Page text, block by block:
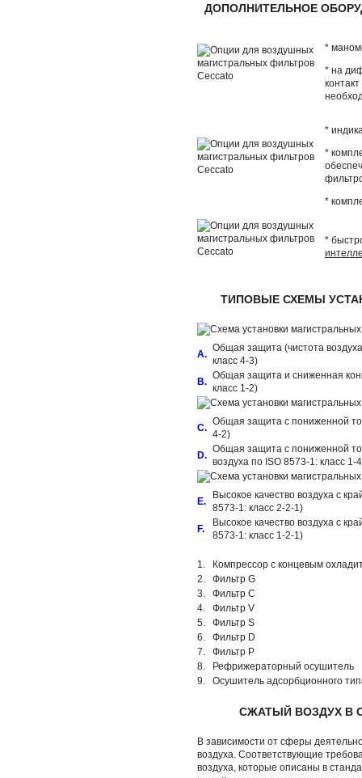
ДОПОЛНИТЕЛЬНОЕ
*
* на
*
*
*
*
ТИПОВЫЕ СХЕМЫ
A.
Общая защита (чистота
класс 4-3)
B.
Общая защита и сниженная
класс 1-2)
C.
Общая защита с пониженной
4-2)
D.
Общая защита с пониженной
воздуха по ISO 8573-1: класс 1-
E.
Высокое качество воздуха с
8573-1: класс 2-2-1)
F.
Высокое качество воздуха с
8573-1: класс 1-2-1)
1.
Компрессор с концевым
2.
Фильтр G
3.
Фильтр C
4.
Фильтр V
5.
Фильтр S
6.
Фильтр D
7.
Фильтр P
8.
Рефрижераторный осушитель
9.
Осушитель адсорбционного
СЖАТЫЙ ВОЗДУХ В
В зависимости от сферы
воздуха. Соответствующие
воздуха, которые описаны в